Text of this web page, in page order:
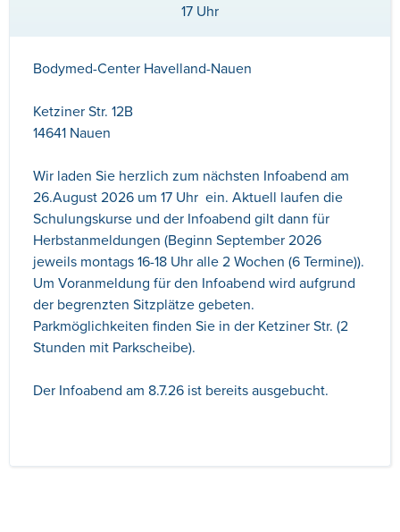
17 Uhr
Bodymed-Center Havelland-Nauen
Ketziner Str. 12B
14641 Nauen
Wir laden Sie herzlich zum nächsten Infoabend am
26.August 2026 um 17 Uhr ein. Aktuell laufen die
Schulungskurse und der Infoabend gilt dann für
Herbstanmeldungen (Beginn September 2026
jeweils montags 16-18 Uhr alle 2 Wochen (6 Termine)).
Um Voranmeldung für den Infoabend wird aufgrund
der begrenzten Sitzplätze gebeten.
Parkmöglichkeiten finden Sie in der Ketziner Str. (2
Stunden mit Parkscheibe).
Der Infoabend am 8.7.26 ist bereits ausgebucht.